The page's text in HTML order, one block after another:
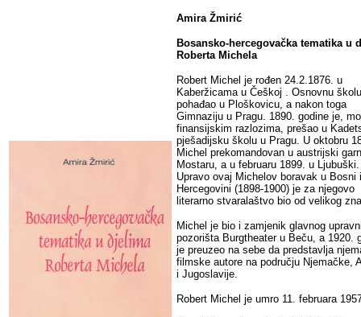
Amira Žmirić
Bosansko-hercegovačka tematika u
Roberta Michela
Robert Michel je rođen 24.2.1876. u
Kaberžicama u Češkoj . Osnovnu
pohađao u Ploškovicu, a nakon toga
Gimnaziju u Pragu. 1890. godine je,
finansijskim razlozima, prešao u
pješadijsku školu u Pragu. U oktobru
Michel prekomandovan u austrijski
Mostaru, a u februaru 1899. u Ljubuški.
Upravo ovaj Michelov boravak u Bosni i
Hercegovini (1898-1900) je za njegovo
literarno stvaralaštvo bio od velikog
Michel je bio i zamjenik glavnog
pozorišta Burgtheater u Beču, a 1920.
je preuzeo na sebe da predstavlja
filmske autore na području Njemačke,
i Jugoslavije.
Robert Michel je umro 11. februara